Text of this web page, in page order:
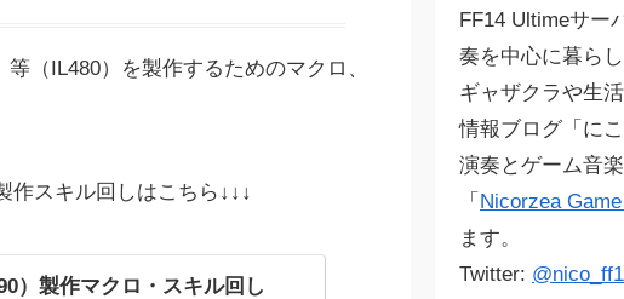
（IL480）を製作するためのマクロ、
作スキル回しはこちら↓↓↓
）製作マクロ・スキル回し
FF14 Ultimeサー
奏を中心に暮ら
ギャザクラや生
情報ブログ「に
演奏とゲーム音
「 Nicorzea
ます。
Twitter: